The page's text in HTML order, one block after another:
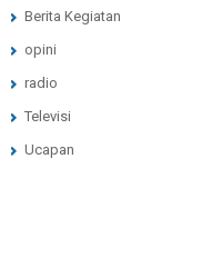
Berita Kegiatan
opini
radio
Televisi
Ucapan